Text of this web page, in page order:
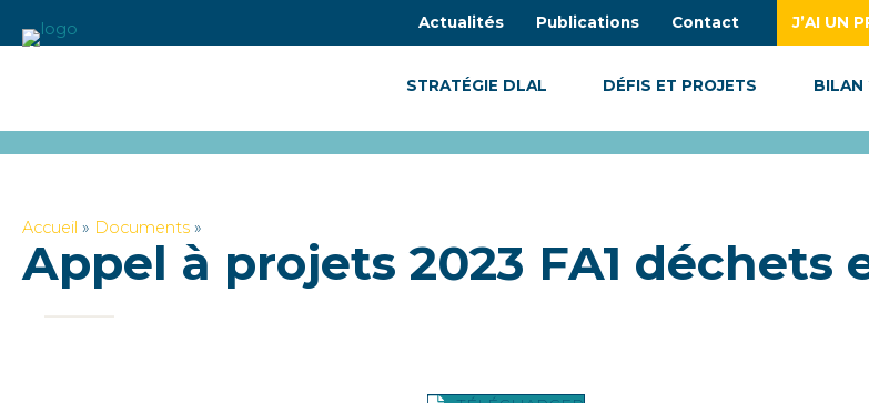
Actualités Publications Contact J’AI UN
STRATÉGIE DLAL DÉFIS ET PROJETS BILAN
Accueil » Documents »
Appel à projets 2023 FA1 déchets